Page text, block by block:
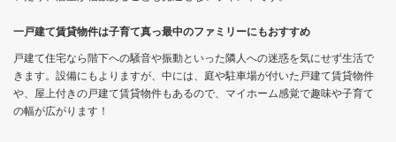
一戸建て賃貸物件は子育て真っ最中のファミリーにもおすすめ
戸建て住宅なら階下への騒音や振動といった隣人への迷惑を気にせず生活で
きます。設備にもよりますが、中には、庭や駐車場が付いた戸建て賃貸物件
や、屋上付きの戸建て賃貸物件もあるので、マイホーム感覚で趣味や子育て
の幅が広がります！